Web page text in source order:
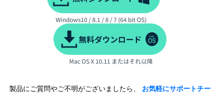
製品にご質問やご不明がございましたら、 お気軽にサポートチー